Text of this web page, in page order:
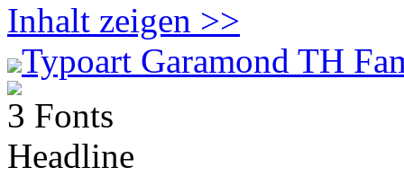
Inhalt zeigen >>
Typoart Garamond TH
3 Fonts
Headline